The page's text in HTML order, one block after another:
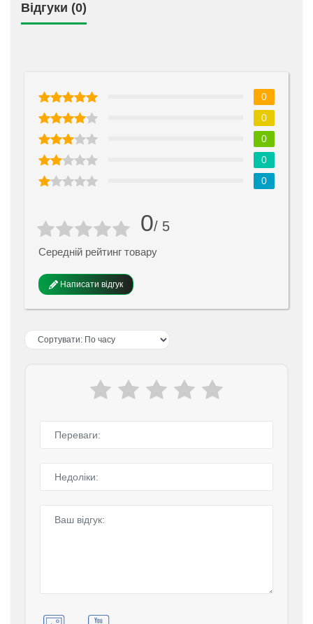
Відгуки (0)
0/ 5
Середній рейтинг товару
Написати відгук
0
0
0
0
0